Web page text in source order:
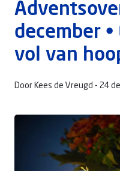
Ontdek
Steun Israël
december
vol van
Door Kees de Vreugd - 24